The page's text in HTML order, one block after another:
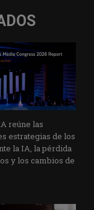
reúne las
estrategias de los
la IA, la pérdida
y los cambios de